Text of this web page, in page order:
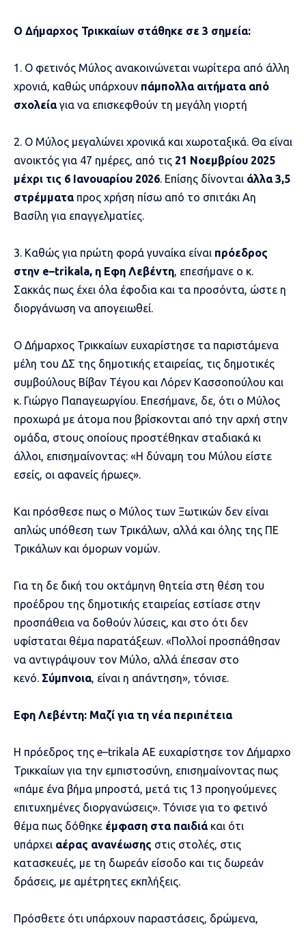
Ο Δήμαρχος Τρικκαίων στάθηκε σε 3 σημεία:
1. Ο φετινός Μύλος ανακοινώνεται νωρίτερα από άλλη
χρονιά, καθώς υπάρχουν πάμπολλα αιτήματα από
σχολείαγια να επισκεφθούν τη μεγάλη γιορτή
2. Ο Μύλος μεγαλώνει χρονικά και χωροταξικά. Θα είναι
ανοικτός για 47 ημέρες, από τις 21 Νοεμβρίου 2025
μέχρι τις 6 Ιανουαρίου 2026. Επίσης δίνονται άλλα 3,5
στρέμματαπρος χρήση πίσω από το σπιτάκι Αη
Βασίλη για επαγγελματίες.
3. Καθώς για πρώτη φορά γυναίκα είναι πρόεδρος
στην e–trikala, η Εφη Λεβέντη, επεσήμανε ο κ.
Σακκάς πως έχει όλα έφοδια και τα προσόντα, ώστε η
διοργάνωση να απογειωθεί.
Ο Δήμαρχος Τρικκαίων ευχαρίστησε τα παριστάμενα
μέλη του ΔΣ της δημοτικής εταιρείας, τις δημοτικές
συμβούλους Βίβαν Τέγου και Λόρεν Κασσοπούλου και
κ. Γιώργο Παπαγεωργίου. Επεσήμανε, δε, ότι ο Μύλος
προχωρά με άτομα που βρίσκονται από την αρχή στην
ομάδα, στους οποίους προστέθηκαν σταδιακά κι
άλλοι, επισημαίνοντας: «Η δύναμη του Μύλου είστε
εσείς, οι αφανείς ήρωες».
Και πρόσθεσε πως ο Μύλος των Ξωτικών δεν είναι
απλώς υπόθεση των Τρικάλων, αλλά και όλης της ΠΕ
Τρικάλων και όμορων νομών.
Για τη δε δική του οκτάμηνη θητεία στη θέση του
προέδρου της δημοτικής εταιρείας εστίασε στην
προσπάθεια να δοθούν λύσεις, και στο ότι δεν
υφίσταται θέμα παρατάξεων. «Πολλοί προσπάθησαν
να αντιγράψουν τον Μύλο, αλλά έπεσαν στο
κενό. Σύμπνοια, είναι η απάντηση», τόνισε.
Εφη Λεβέντη: Μαζί για τη νέα περιπέτεια
Η πρόεδρος της e–trikala AE ευχαρίστησε τον Δήμαρχο
Τρικκαίων για την εμπιστοσύνη, επισημαίνοντας πως
«πάμε ένα βήμα μπροστά, μετά τις 13 προηγούμενες
επιτυχημένες διοργανώσεις». Τόνισε για το φετινό
θέμα πως δόθηκε έμφαση στα παιδιάκαι ότι
υπάρχει αέρας ανανέωσης στις στολές, στις
κατασκευές, με τη δωρεάν είσοδο και τις δωρεάν
δράσεις, με αμέτρητες εκπλήξεις.
Πρόσθετε ότι υπάρχουν παραστάσεις, δρώμενα,